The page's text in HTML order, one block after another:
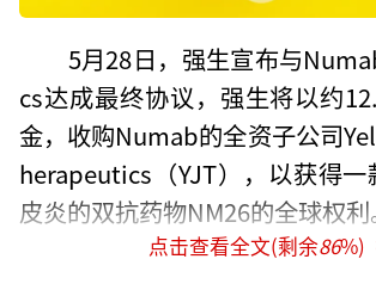
5月28日，强生宣布与
cs达成最终协议，强生将以约
金，收购Numab的全资子公司
herapeutics（YJT），以获得
皮炎的双抗药物NM26的全球权利
点击查看全文(剩余86%)